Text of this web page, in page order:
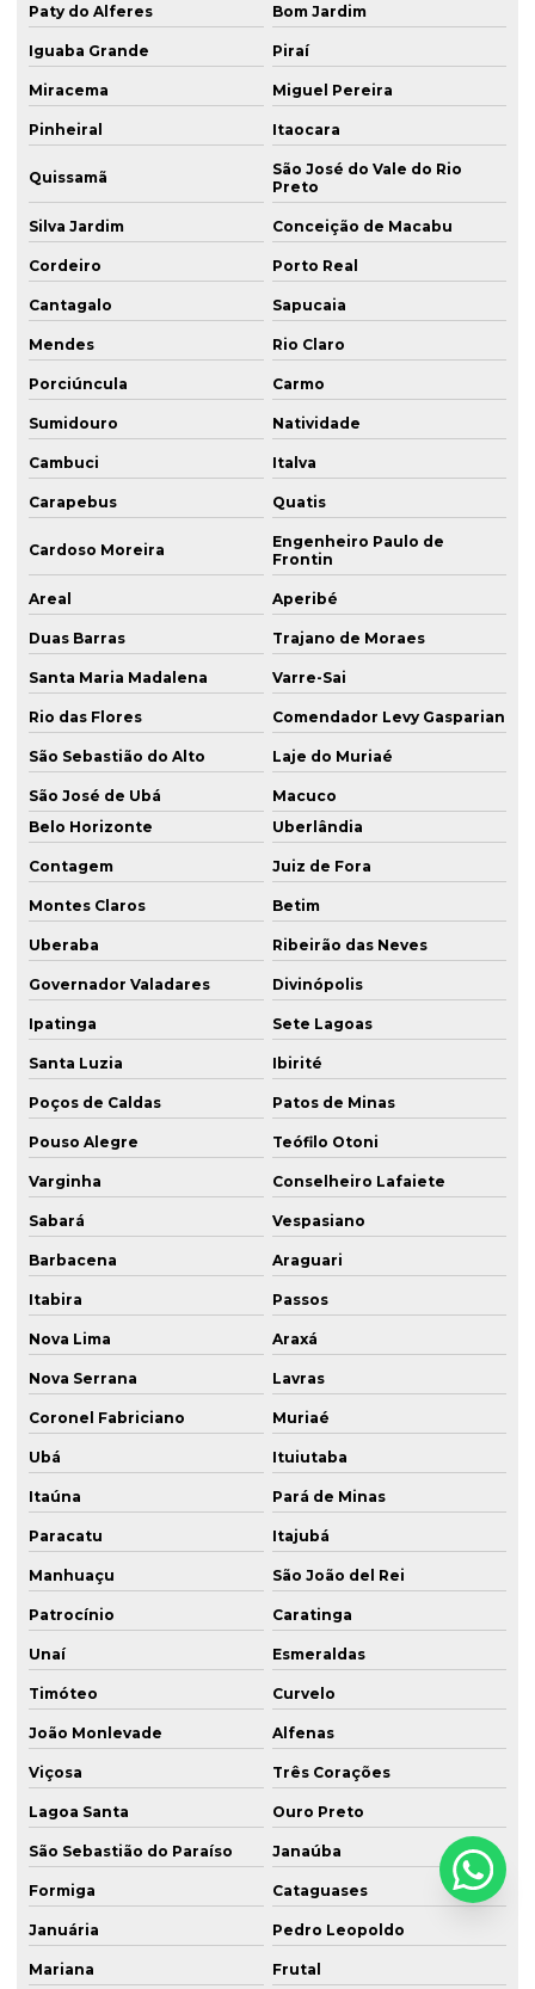
Paty do Alferes Bom Jardim
Iguaba Grande Piraí
Miracema Miguel Pereira
Pinheiral Itaocara
Quissamã
São José do Vale do Rio
Preto
Silva Jardim Conceição de Macabu
Cordeiro Porto Real
Cantagalo Sapucaia
Mendes Rio Claro
Porciúncula Carmo
Sumidouro Natividade
Cambuci Italva
Carapebus Quatis
Cardoso Moreira
Engenheiro Paulo de
Frontin
Areal Aperibé
Duas Barras Trajano de Moraes
Santa Maria Madalena Varre-Sai
Rio das Flores Comendador Levy Gasparian
São Sebastião do Alto Laje do Muriaé
São José de Ubá
Macuco
Belo Horizonte
Uberlândia
Contagem Juiz de Fora
Montes Claros Betim
Uberaba Ribeirão das Neves
Governador Valadares Divinópolis
Ipatinga Sete Lagoas
Santa Luzia Ibirité
Poços de Caldas Patos de Minas
Pouso Alegre Teófilo Otoni
Varginha Conselheiro Lafaiete
Sabará Vespasiano
Barbacena Araguari
Itabira Passos
Nova Lima Araxá
Nova Serrana Lavras
Coronel Fabriciano Muriaé
Ubá Ituiutaba
Itaúna Pará de Minas
Paracatu Itajubá
Manhuaçu São João del Rei
Patrocínio Caratinga
Unaí Esmeraldas
Timóteo Curvelo
João Monlevade Alfenas
Viçosa Três Corações
Lagoa Santa Ouro Preto
São Sebastião do Paraíso Janaúba
Formiga Cataguases
Januária Pedro Leopoldo
Mariana Frutal